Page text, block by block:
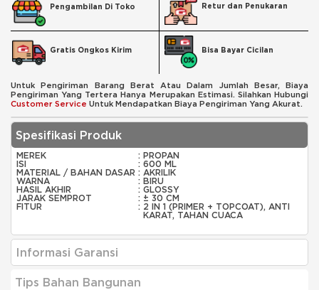
Pengambilan Di Toko Retur dan Penukaran
Gratis Ongkos Kirim Bisa Bayar Cicilan
Untuk Pengiriman Barang Berat Atau Dalam Jumlah Besar, Biaya
Pengiriman Yang Tertera Hanya Merupakan Estimasi. Silahkan Hubungi
Customer Service Untuk Mendapatkan Biaya Pengiriman Yang Akurat.
Spesifikasi Produk
MEREK : PROPAN
ISI
: 600 ML
MATERIAL / BAHAN DASAR : AKRILIK
WARNA
: BIRU
HASIL AKHIR
: GLOSSY
JARAK SEMPROT
: ± 30 CM
FITUR
: 2 IN 1 (PRIMER + TOPCOAT), ANTI
KARAT, TAHAN CUACA
Informasi Garansi
Tips Bahan Bangunan